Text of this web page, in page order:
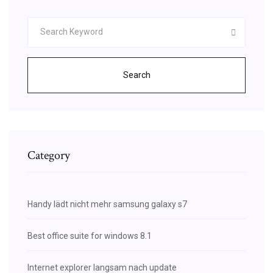
Search
Category
Handy lädt nicht mehr samsung galaxy s7
Best office suite for windows 8.1
Internet explorer langsam nach update